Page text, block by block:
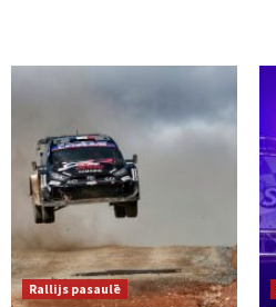
Rallijs pasaulē